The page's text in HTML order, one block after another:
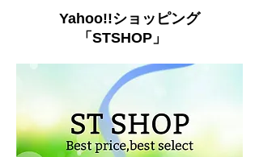
Yahoo!!ショッピング
「STSHOP」